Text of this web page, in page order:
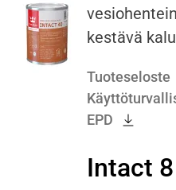
kestävä
Tuoteseloste
EPD
Intact 8